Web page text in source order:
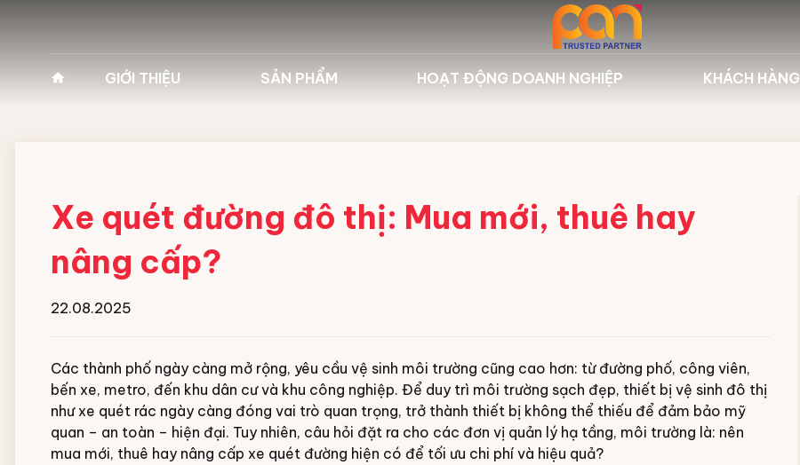
GIỚI THIỆU
Tầm nhìn - Sứ mệnh
Giá trị cốt lõi
Đối tác
Đội ngũ nhân viên
SẢN PHẨM
Xe cào rác bãi biển Hbarber
Xe chuyên dụng bảo dưỡng
đường băng
HOẠT ĐỘNG DOANH NGHIỆP
KHÁCH HÀNG
Xe quét đường đô thị: Mua mới, thuê hay
nâng cấp?
22.08.2025
Các thành phố ngày càng mở rộng, yêu cầu vệ sinh môi trường cũng cao hơn: từ đường phố, công viên,
bến xe, metro, đến khu dân cư và khu công nghiệp. Để duy trì môi trường sạch đẹp, thiết bị vệ sinh đô thị
như xe quét rác ngày càng đóng vai trò quan trọng, trở thành thiết bị không thể thiếu để đảm bảo mỹ
quan – an toàn – hiện đại. Tuy nhiên, câu hỏi đặt ra cho các đơn vị quản lý hạ tầng, môi trường là: nên
mua mới, thuê hay nâng cấp xe quét đường hiện có để tối ưu chi phí và hiệu quả?